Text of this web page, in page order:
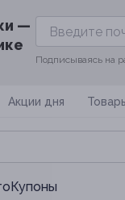
—
Подписываясь на
Акции дня